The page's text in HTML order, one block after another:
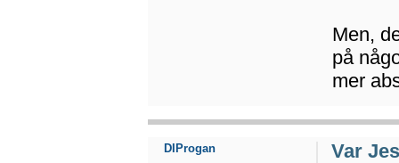
Men,
på
mer
Var
DIProgan